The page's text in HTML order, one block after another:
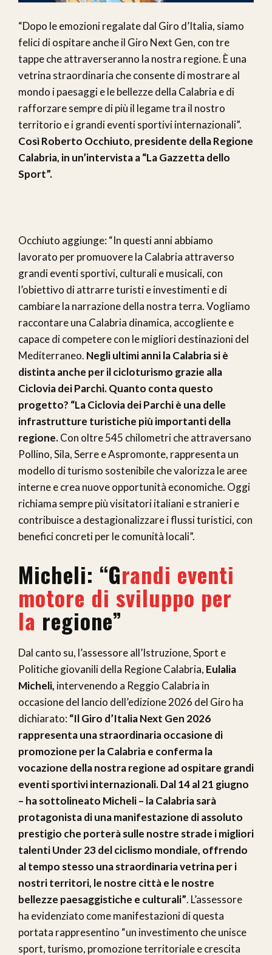
“Dopo le emozioni regalate dal Giro d’Italia, siamo
felici di ospitare anche il Giro Next Gen, con tre
tappe che attraverseranno la nostra regione. È una
vetrina straordinaria che consente di mostrare al
mondo i paesaggi e le bellezze della Calabria e di
rafforzare sempre di più il legame tra il nostro
territorio e i grandi eventi sportivi internazionali”.
Così Roberto Occhiuto, presidente della Regione
Calabria, in un’intervista a “La Gazzetta dello
Sport”.
Occhiuto aggiunge: “In questi anni abbiamo
lavorato per promuovere la Calabria attraverso
grandi eventi sportivi, culturali e musicali, con
l’obiettivo di attrarre turisti e investimenti e di
cambiare la narrazione della nostra terra. Vogliamo
raccontare una Calabria dinamica, accogliente e
capace di competere con le migliori destinazioni del
Mediterraneo. Negli ultimi anni la Calabria si è
distinta anche per il cicloturismo grazie alla
Ciclovia dei Parchi. Quanto conta questo
progetto? “La Ciclovia dei Parchi è una delle
infrastrutture turistiche più importanti della
regione.Con oltre 545 chilometri che attraversano
Pollino, Sila, Serre e Aspromonte, rappresenta un
modello di turismo sostenibile che valorizza le aree
interne e crea nuove opportunità economiche. Oggi
richiama sempre più visitatori italiani e stranieri e
contribuisce a destagionalizzare i flussi turistici, con
benefici concreti per le comunità locali”.
Micheli: “Grandi eventi
motore di sviluppo per
la regione”
Dal canto su, l’assessore all’Istruzione, Sport e
Politiche giovanili della Regione Calabria, Eulalia
Micheli, intervenendo a Reggio Calabria in
occasione del lancio dell’edizione 2026 del Giro ha
dichiarato: “Il Giro d’Italia Next Gen 2026
rappresenta una straordinaria occasione di
promozione per la Calabria e conferma la
vocazione della nostra regione ad ospitare grandi
eventi sportivi internazionali. Dal 14 al 21 giugno
– ha sottolineato Micheli – la Calabria sarà
protagonista di una manifestazione di assoluto
prestigio che porterà sulle nostre strade i migliori
talenti Under 23 del ciclismo mondiale, offrendo
al tempo stesso una straordinaria vetrina per i
nostri territori, le nostre città e le nostre
bellezze paesaggistiche e culturali”. L’assessore
ha evidenziato come manifestazioni di questa
portata rappresentino “un investimento che unisce
sport, turismo, promozione territoriale e crescita